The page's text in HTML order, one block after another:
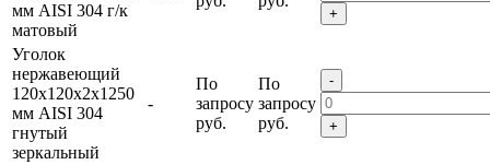
мм AISI 304 г/к
матовый
+
Уголок
нержавеющий
120х120х2х1250
мм AISI 304
гнутый
зеркальный
-
По
запросу
руб.
По
запросу
руб.
-
+